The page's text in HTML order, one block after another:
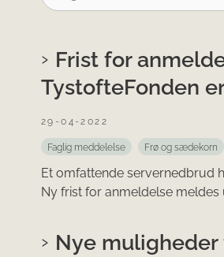
Frist for
TystofteFonden
29-04-2022
Faglig meddelelse Frø og sædekorn
Et omfattende servernedbrud
Ny frist for anmeldelse meldes
Nye